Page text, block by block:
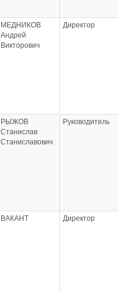
МЕДНИКОВ
Андрей
Викторович
Директор
РЫЖОВ
Станислав
Станиславович
Руководитель
ВАКАНТ Директор